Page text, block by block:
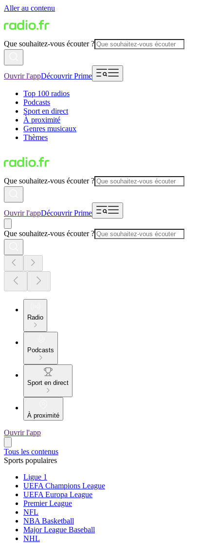
Aller au contenu
Que souhaitez-vous écouter ?
Ouvrir l'appDécouvrir Prime
Top 100 radios
Podcasts
Sport en direct
À proximité
Genres musicaux
Thèmes
Que souhaitez-vous écouter ?
Ouvrir l'appDécouvrir Prime
Que souhaitez-vous écouter ?
Radio
Podcasts
Sport en direct
À proximité
Ouvrir l'app
Tous les contenus
Sports populaires
Ligue 1
UEFA Champions League
UEFA Europa League
Premier League
NFL
NBA Basketball
Major League Baseball
NHL